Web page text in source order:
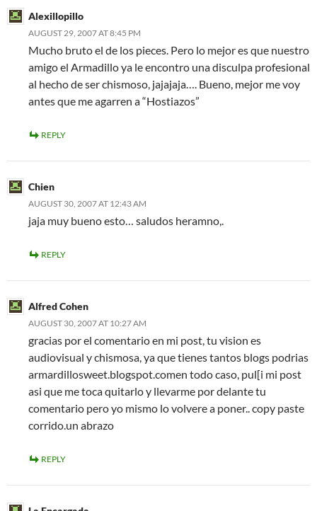
Alexillopillo
AUGUST 29, 2007 AT 8:45 PM
Mucho bruto el de los pieces. Pero lo mejor es que nuestro
amigo el Armadillo ya le encontro una disculpa profesional
al hecho de ser chismoso, jajajaja…. Bueno, mejor me voy
antes que me agarren a “Hostiazos”
REPLY
Chien
AUGUST 30, 2007 AT 12:43 AM
jaja muy bueno esto… saludos heramno,.
REPLY
Alfred Cohen
AUGUST 30, 2007 AT 10:27 AM
gracias por el comentario en mi post, tu vision es
audiovisual y chismosa, ya que tienes tantos blogs podrias
armardillosweet.blogspot.comen todo caso, pul[i mi post
asi que me toca quitarlo y llevarme por delante tu
comentario pero yo mismo lo volvere a poner.. copy paste
corrido.un abrazo
REPLY